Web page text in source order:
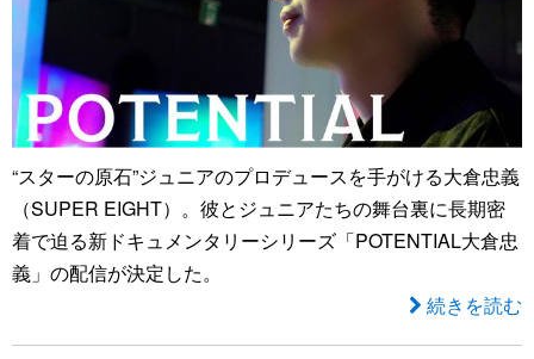
“スターの原石”ジュニアのプロデュースを手がける大倉忠義
（SUPER EIGHT）。彼とジュニアたちの舞台裏に長期密
着で迫る新ドキュメンタリーシリーズ「POTENTIAL大倉忠
義」の配信が決定した。
続きを読む